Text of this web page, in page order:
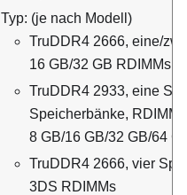
Typ: (je nach Modell)
TruDDR4 2666, eine/
16 GB/32 GB RDIMMs
TruDDR4 2933, eine
Speicherbänke,
8 GB/16 GB/32 GB/64
TruDDR4 2666, vier
3DS RDIMMs